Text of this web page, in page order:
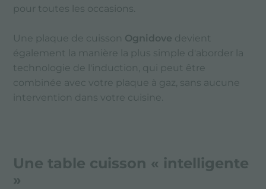
pour toutes les occasions.
Une plaque de cuisson Ognidove devient
également la manière la plus simple d'aborder la
technologie de l'induction, qui peut être
combinée avec votre plaque à gaz, sans aucune
intervention dans votre cuisine.
Une table cuisson « intelligente
»